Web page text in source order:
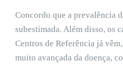
Concordo que a prevalência
subestimada. Além disso, os
Centros de Referência já
muito avançada da doença,